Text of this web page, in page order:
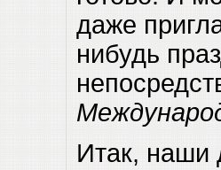
даже
нибудь
Итак, наши